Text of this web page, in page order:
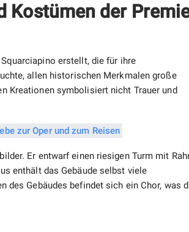
Kostümen der
erstellt, die für ihre
allen historischen Merkmalen große
Kreationen symbolisiert nicht Trauer und
Er entwarf einen riesigen Turm mit
enthält das Gebäude selbst viele
Gebäudes befindet sich ein Chor, was